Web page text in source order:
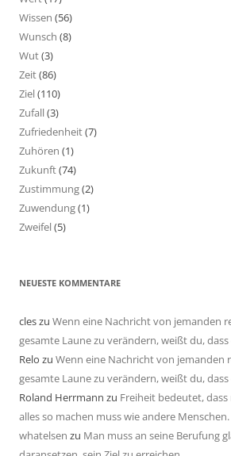
Wissen (56)
Wunsch (8)
Wut(3)
Zeit(86)
Ziel(110)
Zufall(3)
Zufriedenheit(7)
Zuhören (1)
Zukunft(74)
Zustimmung(2)
Zuwendung(1)
Zweifel(5)
NEUESTE KOMMENTARE
cleszu Wenn eine Nachricht von jemanden
gesamte Laune zu verändern, weißt du,
Relo zu Wenn eine Nachricht von jemanden
gesamte Laune zu verändern, weißt du,
Roland Herrmann zu Freiheit bedeutet,
alles so machen muss wie andere Menschen.
whatelsen zu Man muss an seine Berufung